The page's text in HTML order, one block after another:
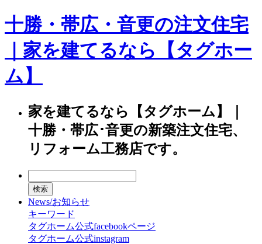
十勝・帯広・音更の注文住宅
｜家を建てるなら【タグホー
ム】
家を建てるなら【タグホーム】｜
十勝・帯広･音更の新築注文住宅、
リフォーム工務店です。
News/お知らせ
キーワード
タグホーム公式facebookページ
タグホーム公式instagram